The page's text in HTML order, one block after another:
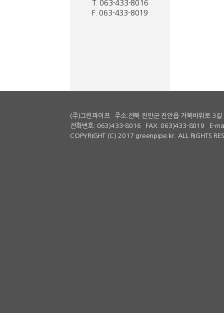
T. 063-433-8016
F. 063-433-8019
(주)그린파이프
주소:전북 진안군 진안읍 거북바위로 3
전화번호: 063)433-8016
FAX: 063)433-8019
E-
COPYRIGHT (C) 2017 greenpipe.kr. ALL RIGHTS